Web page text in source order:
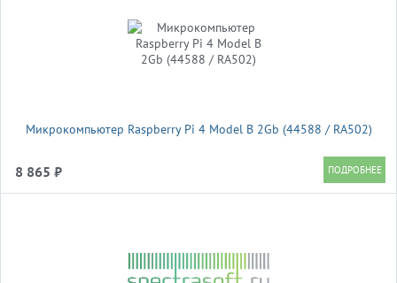
Микрокомпьютер Raspberry Pi 4 Model B 2Gb (44588 / RA502)
8 865 ₽